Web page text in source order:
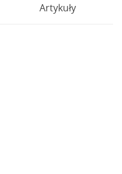
Artykuły